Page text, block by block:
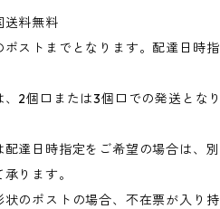
料無料
ストまでとなります。配達日時指
2個口または3個口での発送となり
達日時指定をご希望の場合は、別
ります。
のポストの場合、不在票が入り持